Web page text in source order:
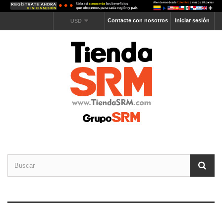
Iniciar sesión
Contacte con nosotros
USD